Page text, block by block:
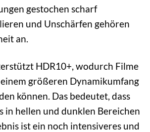
gestochen scharf
und Unschärfen gehören
an.
HDR10+, wodurch Filme
größeren Dynamikumfang
können. Das bedeutet, dass
in hellen und dunklen Bereichen
ist ein noch intensiveres und